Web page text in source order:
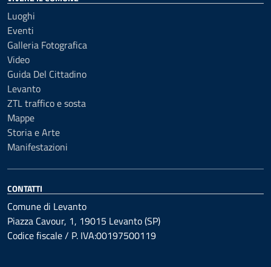
Luoghi
Eventi
Galleria Fotografica
Video
Guida Del Cittadino
Levanto
ZTL traffico e sosta
Mappe
Storia e Arte
Manifestazioni
CONTATTI
Comune di Levanto
Piazza Cavour, 1, 19015 Levanto (SP)
Codice fiscale / P. IVA:00197500119